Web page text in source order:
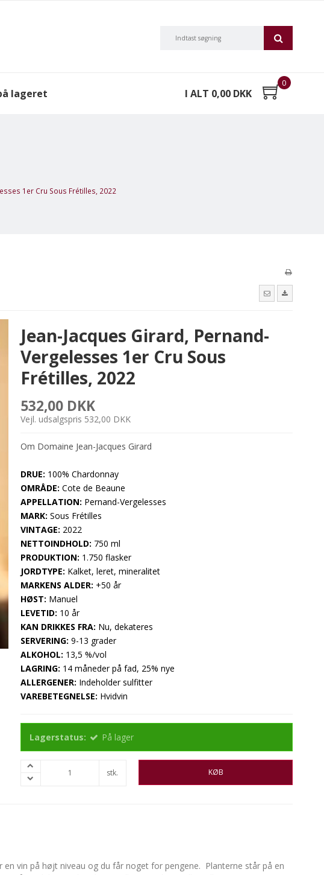
lageret I ALT 0,00 DKK
0
1er Cru Sous Frétilles, 2022
Jean-Jacques Girard, Pernand-
Vergelesses 1er Cru Sous
Frétilles, 2022
532,00 DKK
Vejl. udsalgspris 532,00 DKK
Om Domaine Jean-Jacques Girard
DRUE: 100% Chardonnay
OMRÅDE: Cote de Beaune
APPELLATION: Pernand-Vergelesses
MARK: Sous Frétilles
VINTAGE: 2022
NETTOINDHOLD: 750 ml
PRODUKTION: 1.750 flasker
JORDTYPE: Kalket, leret, mineralitet
MARKENS ALDER: +50 år
HØST: Manuel
LEVETID: 10 år
KAN DRIKKES FRA: Nu, dekateres
SERVERING: 9-13 grader
ALKOHOL: 13,5 %/vol
LAGRING: 14 måneder på fad, 25% nye
ALLERGENER: Indeholder sulfitter
VAREBETEGNELSE: Hvidvin
Lagerstatus: På lager
stk. KØB
vin på højt niveau og du får noget for pengene. Planterne står på en